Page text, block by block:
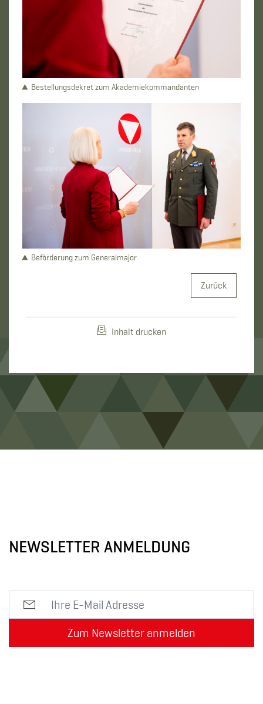
Bestellungsdekret zum Akademiekommandanten
Beförderung zum Generalmajor
Zurück
Inhalt drucken
NEWSLETTER ANMELDUNG
Zum Newsletter anmelden